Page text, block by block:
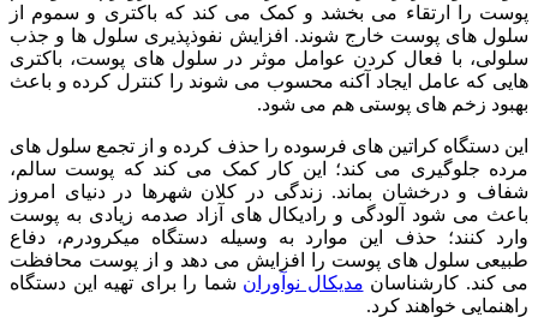
پوست را ارتقاء می بخشد و کمک می کند که باکتری و سموم از
سلول های پوست خارج شوند. افزایش نفوذپذیری سلول ها و جذب
سلولی، با فعال کردن عوامل موثر در سلول های پوست، باکتری
هایی که عامل ایجاد آکنه محسوب می شوند را کنترل کرده و باعث
بهبود زخم های پوستی هم می شود.
این دستگاه کراتین های فرسوده را حذف کرده و از تجمع سلول های
مرده جلوگیری می کند؛ این کار کمک می کند که پوست سالم،
شفاف و درخشان بماند. زندگی در کلان شهرها در دنیای امروز
باعث می شود آلودگی و رادیکال های آزاد صدمه زیادی به پوست
وارد کنند؛ حذف این موارد به وسیله دستگاه میکرودرم، دفاع
طبیعی سلول های پوست را افزایش می دهد و از پوست محافظت
می کند. کارشناسان مدیکال نوآوران شما را برای تهیه این دستگاه
راهنمایی خواهند کرد.